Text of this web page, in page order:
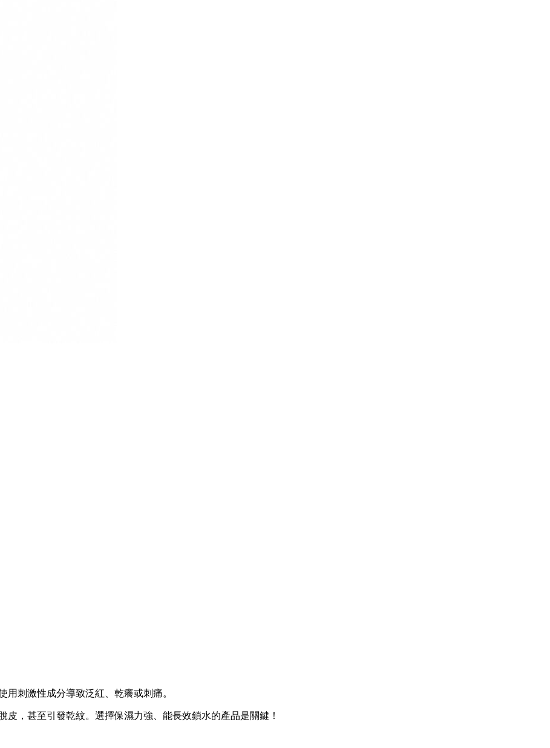
刺激性成分導致泛紅、乾癢或刺痛。
，甚至引發乾紋。選擇保濕力強、能長效鎖水的產品是關鍵！